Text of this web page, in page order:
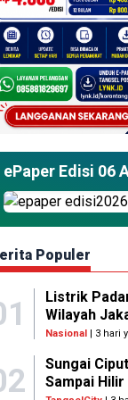
ePaper Edisi 06
Populer
Listrik
Wilayah
Nasional | 3 hari
Sungai
Sampai Hilir